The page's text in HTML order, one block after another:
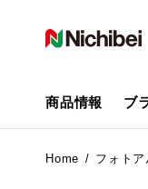
商品情報 ブ
Home フォトア